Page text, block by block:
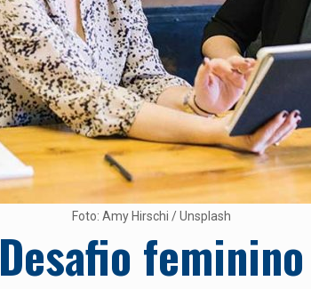
Foto: Amy Hirschi / Unsplash
Desafio feminino